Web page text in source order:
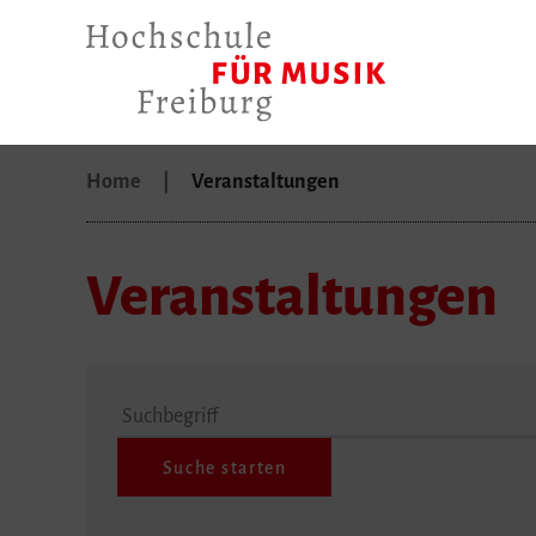
Home Veranstaltungen
Veranstaltungen
Suchbegriff